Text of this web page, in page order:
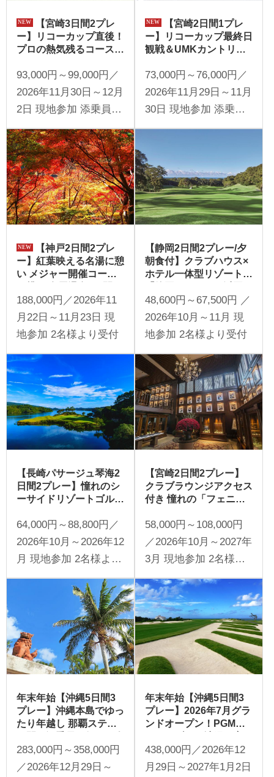
【宮崎3日間2プレ
ー】リコーカップ直後！
プロの熱気残るコースに
予約可能）
93,000円～99,000円／
2026年11月30日～12月
2日 現地参加 添乗員同
行 1名様より受付
【宮崎2日間1プレ
ー】リコーカップ最終日
観戦＆UMKカントリー
一人予約可能）
73,000円～76,000円／
2026年11月29日～11月
30日 現地参加 添乗員
同行 1名様より受付
【神戸2日間2プレ
ー】紅葉映える名湯に憩
い メジャー開催コース
188,000円／2026年11
月22日～11月23日 現
地参加 2名様より受付
【静岡2日間2プレー/夕
朝食付】クラブハウス×
ホテル一体型リゾート
ース＆ホテル」を満喫
48,600円～67,500円 ／
2026年10月～11月 現
地参加 2名様より受付
【長崎パサージュ琴海2
日間2プレー】憧れのシ
ーサイドリゾートゴル
カステラお土産付き〜
64,000円～88,800円／
2026年10月～2026年12
月 現地参加 2名様より
受付
【宮崎2日間2プレー】
クラブラウンジアクセス
付き 憧れの「フェニッ
ート」でワンランク上の
ゴルフ＆ステイを満喫
宮崎2日間
58,000円～108,000円
／2026年10月～2027年
3月 現地参加 2名様よ
り受付
年末年始【沖縄5日間3
プレー】沖縄本島でゆっ
たり年越し 那覇ステイ5
予約可能）
283,000円～358,000円
／2026年12月29日～
年末年始【沖縄5日間3
プレー】2026年7月グラ
ンドオープン！PGMホ
泊 リゾートステイ5日
間
438,000円／2026年12
月29日～2027年1月2日